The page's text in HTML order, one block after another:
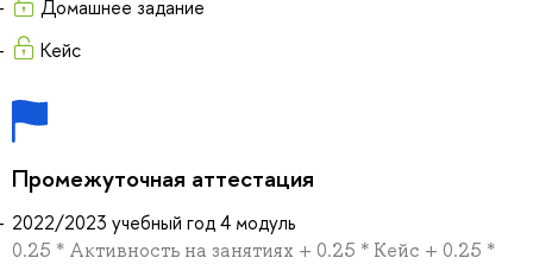
Домашнее задание
Кейс
Промежуточная аттестация
2022/2023 учебный год 4 модуль
0.25 * Активность на занятиях + 0.25 * Кейс + 0.25 *